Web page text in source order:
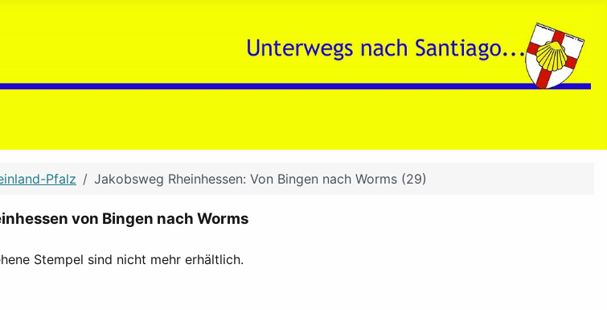
Pfalz Jakobsweg Rheinhessen: Von Bingen nach Worms (29)
von Bingen nach Worms
Stempel sind nicht mehr erhältlich.